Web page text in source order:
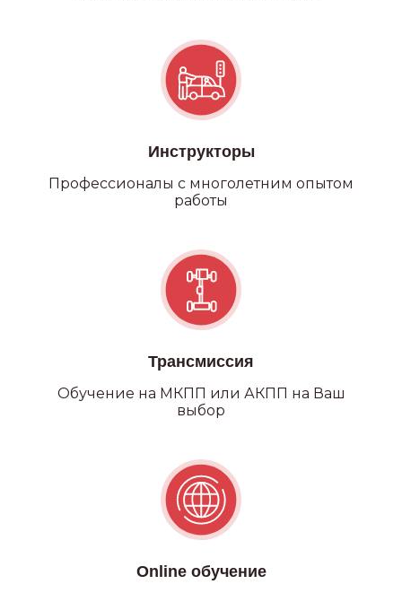
Инструкторы
Профессионалы с многолетним опытом
работы
Трансмиссия
Обучение на МКПП или АКПП на Ваш
выбор
Online обучение
Категория С